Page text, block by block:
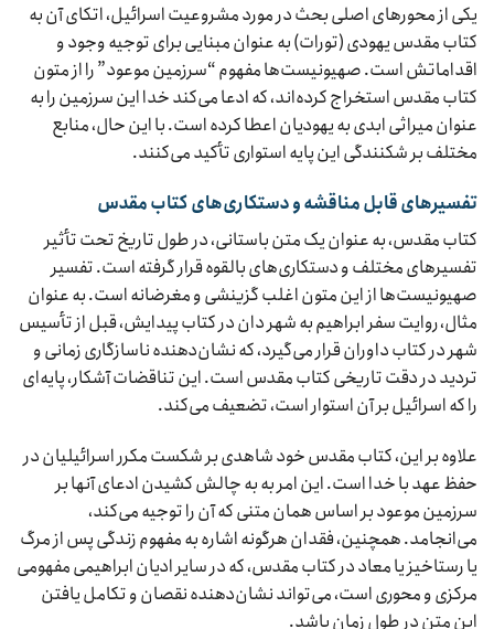
یکی از محورهای اصلی بحث در مورد مشروعیت اسرائیل، اتکای آن به
کتاب مقدس یهودی (تورات) به عنوان مبنایی برای توجیه وجود و
اقداماتش است. صهیونیست‌ها مفهوم “سرزمین موعود” را از متون
کتاب مقدس استخراج کرده‌اند، که ادعا می‌کند خدا این سرزمین را به
عنوان میراثی ابدی به یهودیان اعطا کرده است. با این حال، منابع
مختلف بر شکنندگی این پایه استواری تأکید می‌کنند.
تفسیرهای قابل مناقشه و دستکاری‌های کتاب مقدس
کتاب مقدس، به عنوان یک متن باستانی، در طول تاریخ تحت تأثیر
تفسیرهای مختلف و دستکاری‌های بالقوه قرار گرفته است. تفسیر
صهیونیست‌ها از این متون اغلب گزینشی و مغرضانه است. به عنوان
مثال، روایت سفر ابراهیم به شهر دان در کتاب پیدایش، قبل از تأسیس
شهر در کتاب داوران قرار می‌گیرد، که نشان‌دهنده ناسازگاری زمانی و
تردید در دقت تاریخی کتاب مقدس است. این تناقضات آشکار، پایه‌ای
را که اسرائیل بر آن استوار است، تضعیف می‌کند.
علاوه بر این، کتاب مقدس خود شاهدی بر شکست مکرر اسرائیلیان در
حفظ عهد با خدا است. این امر به به چالش کشیدن ادعای آنها بر
سرزمین موعود بر اساس همان متنی که آن را توجیه می‌کند،
می‌انجامد. همچنین، فقدان هرگونه اشاره به مفهوم زندگی پس از مرگ
یا رستاخیز یا معاد در کتاب مقدس، که در سایر ادیان ابراهیمی مفهومی
مرکزی و محوری است، می‌تواند نشان‌دهنده نقصان و تکامل یافتن
این متن در طول زمان باشد.